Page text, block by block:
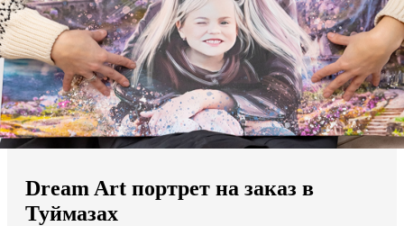
Мы доставляем по всему миру
Продолжить без города
Dream Art портрет на заказ в
Туймазах